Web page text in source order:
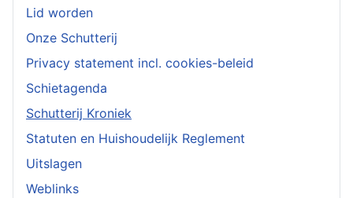
Lid worden
Onze Schutterij
Privacy statement incl. cookies-beleid
Schietagenda
Schutterij Kroniek
Statuten en Huishoudelijk Reglement
Uitslagen
Weblinks